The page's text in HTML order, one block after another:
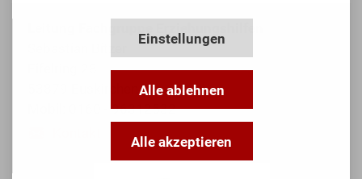
Mobil: 0160 - 96312532
Alle ablehnen
Alle akzeptieren
Einstellungen